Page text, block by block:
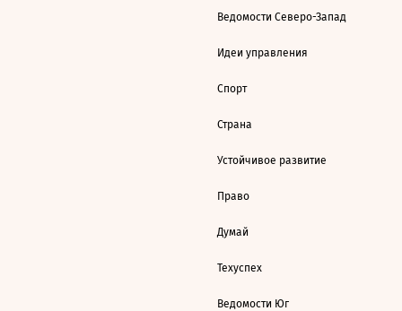
Ведомости Северо-Запад
Идеи управления
Спорт
Страна
Устойчивое развитие
Право
Думай
Техуспех
Ведомости Юг